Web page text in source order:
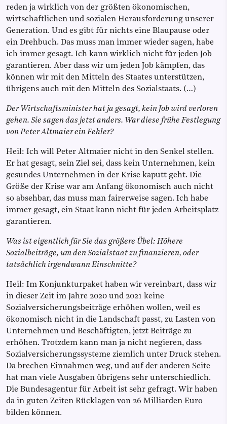
reden ja wirklich von der größten ökonomischen,
wirtschaftlichen und sozialen Herausforderung unserer
Generation. Und es gibt für nichts eine Blaupause oder
ein Drehbuch. Das muss man immer wieder sagen, habe
ich immer gesagt. Ich kann wirklich nicht für jeden Job
garantieren. Aber dass wir um jeden Job kämpfen, das
können wir mit den Mitteln des Staates unterstützen,
übrigens auch mit den Mitteln des Sozialstaats. (…)
Der Wirtschaftsminister hat ja gesagt, kein Job wird verloren
gehen. Sie sagen das jetzt anders. War diese frühe Festlegung
von Peter Altmaier ein Fehler?
Heil: Ich will Peter Altmaier nicht in den Senkel stellen.
Er hat gesagt, sein Ziel sei, dass kein Unternehmen, kein
gesundes Unternehmen in der Krise kaputt geht. Die
Größe der Krise war am Anfang ökonomisch auch nicht
so absehbar, das muss man fairerweise sagen. Ich habe
immer gesagt, ein Staat kann nicht für jeden Arbeitsplatz
garantieren.
Was ist eigentlich für Sie das größere Übel: Höhere
Sozialbeiträge, um den Sozialstaat zu finanzieren, oder
tatsächlich irgendwann Einschnitte?
Heil: Im Konjunkturpaket haben wir vereinbart, dass wir
in dieser Zeit im Jahre 2020 und 2021 keine
Sozialversicherungsbeiträge erhöhen wollen, weil es
ökonomisch nicht in die Landschaft passt, zu Lasten von
Unternehmen und Beschäftigten, jetzt Beiträge zu
erhöhen. Trotzdem kann man ja nicht negieren, dass
Sozialversicherungssysteme ziemlich unter Druck stehen.
Da brechen Einnahmen weg, und auf der anderen Seite
hat man viele Ausgaben übrigens sehr unterschiedlich.
Die Bundesagentur für Arbeit ist sehr gefragt. Wir haben
da in guten Zeiten Rücklagen von 26 Milliarden Euro
bilden können.